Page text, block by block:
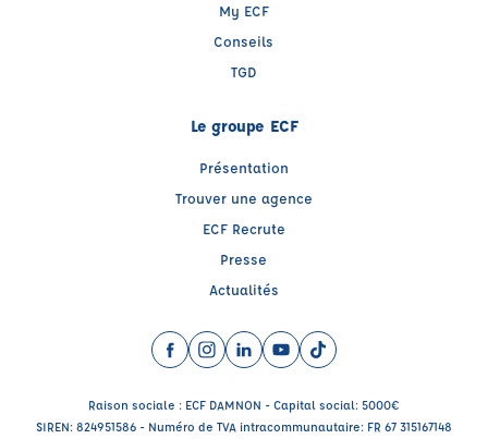
My ECF
Conseils
TGD
Le groupe ECF
Présentation
Trouver une agence
ECF Recrute
Presse
Actualités
Facebook (nouvelle fenêtre)
Instagram (nouvelle fenêtre)
LinkedIn (nouvelle fenêtre)
YouTube (nouvelle fenêtre)
TikTok (nouvelle
Raison sociale : ECF DAMNON - Capital social: 5000€
SIREN: 824951586 - Numéro de TVA intracommunautaire: FR 67 315167148